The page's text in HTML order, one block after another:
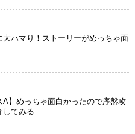
大ハマり！ストーリーがめっちゃ面
A】めっちゃ面白かったので序盤攻
してみる